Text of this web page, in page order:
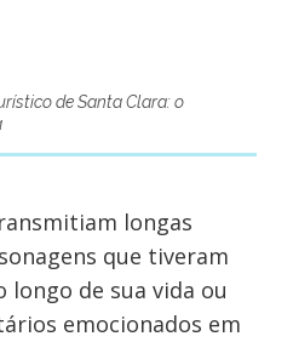
de Santa Clara: o
longas
que tiveram
longo de sua vida ou
emocionados em